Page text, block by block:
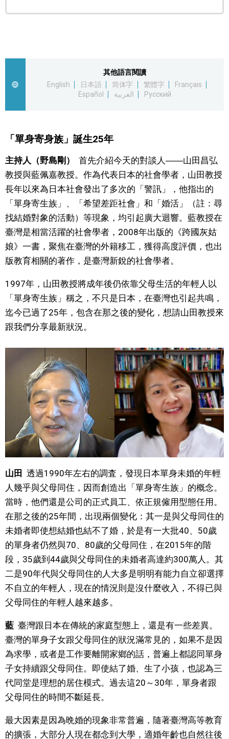
其他語言閱讀
English
日本語 简体字 繁體字
Français
Español
العربية Русский
「單身寄身族」誕生25年
主持人（野島剛）
首先介紹今天的對談人――山田昌弘
教授與藍佩嘉教授。作為代表日本的社會學者，山田教授
長年以來為日本社會發出了多次的「警訊」，他指出的
「單身寄生族」、「希望差距社會」和「婚活」（註：尋
找結婚對象的活動）等現象，均引起廣大迴響。藍教授在
臺灣是相當活躍的社會學者，2008年出版的《跨國灰姑
娘》一書，聚焦在臺灣的外籍移工，獲得高度評價，也出
版教育相關的著作，是臺灣新銳的社會學者。
1997年，山田教授將成年後仍依靠父母生活的年輕人以
「單身寄生族」稱之，不只是日本，在臺灣也引起共鳴，
迄今已過了25年，包含在那之後的變化，想請山田教授來
跟我們分享最新狀況。
山田 透過1990年左右的調査，發現日本單身未婚的年輕
人幾乎與父母同住，因而創造出「單身寄生族」的概念。
當時，他們還是公司的正式員工、依正規僱用型態任用。
在那之後的25年間，出現兩個變化：其一是與父母同住的
未婚者即使想結婚也結不了婚，於是有一大批40、50歲
的單身者仍然與70、80歲的父母同住，在2015年的階
段，35歲到44歲與父母同住的未婚者高達約300萬人。其
二是90年代與父母同住的人大多是明明有能力自立卻選擇
不自立的年輕人，現在的情況則是沒什麼收入，不得已與
父母同住的年輕人越來越多。
藍 臺灣跟日本在傳統的家庭型態上，還是有一些差異。
臺灣的單身子女跟父母同住的狀況滿常見的，如果不是因
為求學，或者是工作要離開家鄉的話，普遍上都認同單身
子女持續跟父母同住。即使結了婚、生了小孩，也認為三
代同堂是理想的居住模式。過去這20～30年，單身者跟
父母同住的時間不斷延長。
最大因素是因為晩婚的現象非常普遍，隨著臺灣高等教育
的擴張，大部分人現在都念到大學，適婚年齡也自然往後